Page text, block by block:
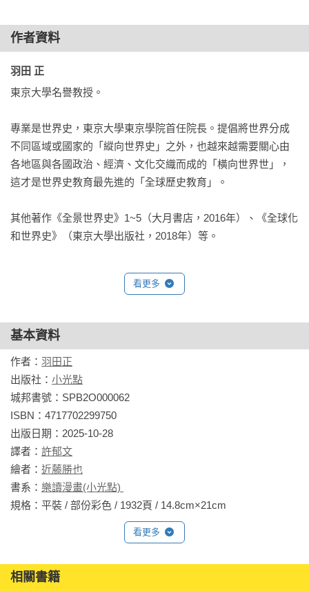
石蘭梅／師範大學歷史系副教授、教育部「歷史文化學習網」
建置與推廣計畫主持人
背誦與硬記，用更有趣的方式學歷史！」
「歷史包含無數的故事，但又不僅僅是故事。這套書透過漫畫
的呈現，讓看故事和學歷史合而為一，使讀者能同時收獲趣
味、嚴謹知識和開闊視野。」
「這是一套有趣的叢書，讓各年齡層的讀者在以時為序認識歷
史的過程中，又能以全球史的視角認識各地歷史發展間的關聯
小熊媽張美蘭｜親職作家
鄭俊德｜閱讀人社群主編
蔡依橙｜陪你看國際新聞 創辦人
魏瑋志(澤爸)｜親職教育講師
（以上依首字筆畫順序排列）
【必讀理由】
※ 超強口碑的「東大流」世界歷史學習漫畫！
※ 整體規劃能夠徹底了解歷史的橫向關聯性！
※ 章節設計活潑有趣，讓歷史事件變得生動！
※ 學習歷史的前線，符合當前課綱指導要領！
※ 不受年齡限制！輕鬆學習全球歷史的叢書！
※ 近藤勝也（吉卜力工作室）繪製精美封面！
作者資料
羽田 正
東京大學名譽教授。
專業是世界史，東京大學東京學院首任院長。提倡將世界分成
不同區域或國家的「縱向世界史」之外，也越來越需要關心由
各地區與各國政治、經濟、文化交織而成的「橫向世界世」，
這才是世界史教育最先進的「全球歷史教育」。
其他著作《全景世界史》1~5（大月書店，2016年）、《全球化
和世界史》（東京大學出版社，2018年）等。
看更多
基本資料
作者： 羽田正
出版社： 小光點
城邦書號：SPB2O000062
ISBN：4717702299750
出版日期：2025-10-28
譯者： 許郁文
繪者： 近藤勝也
書系： 樂讀漫畫(小光點)
規格：平裝 / 部份彩色 / 1932頁 / 14.8cm×21cm
看更多
相關書籍